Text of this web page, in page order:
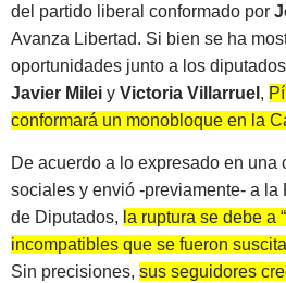
del partido liberal conformado por
Avanza Libertad. Si bien se ha
oportunidades junto a los
Javier Milei y Victoria Villarruel ,
conformará un monobloque en la
De acuerdo a lo expresado en una
sociales y envió -previamente- a la
de Diputados, la ruptura se debe a
incompatibles que se fueron
Sin precisiones, sus seguidores